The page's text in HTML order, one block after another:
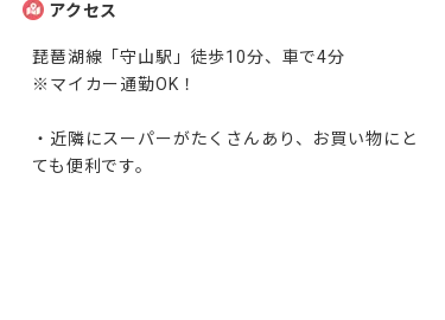
アクセス
琵琶湖線「守山駅」徒歩10分、車で4分
※マイカー通勤OK！
・近隣にスーパーがたくさんあり、お買い物にと
ても便利です。